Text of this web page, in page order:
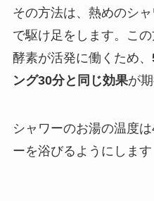
その方法は、熱めのシ
で駆け足をします。こ
酵素が活発に働くため、
ング30分と同じ効果が
シャワーのお湯の温度
ーを浴びるようにします